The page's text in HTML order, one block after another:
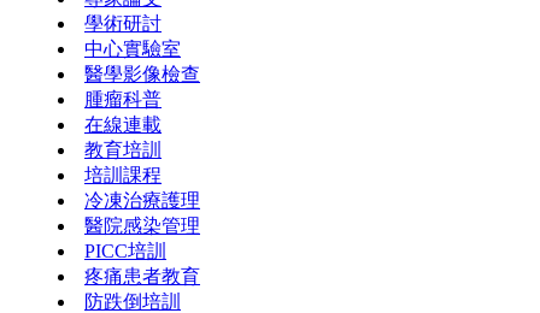
學術研討
中心實驗室
醫學影像檢查
腫瘤科普
在線連載
教育培訓
培訓課程
冷凍治療護理
醫院感染管理
PICC培訓
疼痛患者教育
防跌倒培訓